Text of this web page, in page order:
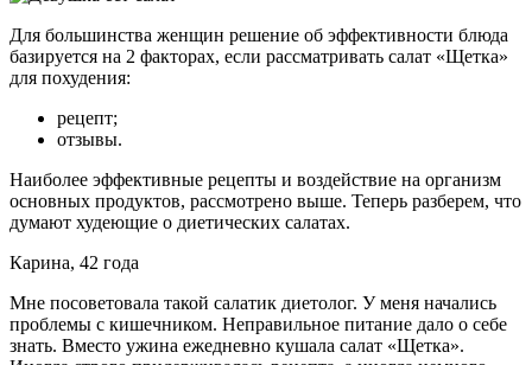
Для большинства женщин решение об эффективности блюда
базируется на 2 факторах, если рассматривать салат «Щетка»
для похудения:
рецепт;
отзывы.
Наиболее эффективные рецепты и воздействие на организм
основных продуктов, рассмотрено выше. Теперь разберем, что
думают худеющие о диетических салатах.
Карина, 42 года
Мне посоветовала такой салатик диетолог. У меня начались
проблемы с кишечником. Неправильное питание дало о себе
знать. Вместо ужина ежедневно кушала салат «Щетка».